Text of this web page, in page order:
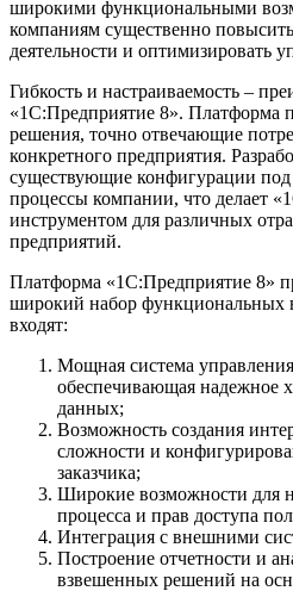
широкими функциональными
компаниям существенно
деятельности и оптимизировать
Гибкость и настраиваемость –
«1C:Предприятие 8». Платформа
решения, точно отвечающие
конкретного предприятия.
существующие конфигурации
процессы компании, что делает
инструментом для различных
предприятий.
Платформа «1C:Предприятие 8»
широкий набор функциональных
входят:
Мощная система
обеспечивающая надежное
данных;
Возможность создания
сложности и
заказчика;
Широкие возможности для
процесса и прав доступа
Интеграция с внешними
Построение отчетности и
взвешенных решений на